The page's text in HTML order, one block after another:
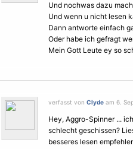
Und nochwas dazu
Und wenn u nicht lesen
Dann antworte einfach
Oder habe ich gefragt
Mein Gott Leute ey so
verfasst von Clyde am 6.
Hey, Aggro-Spinner ...
schlecht geschissen?
besseres lesen